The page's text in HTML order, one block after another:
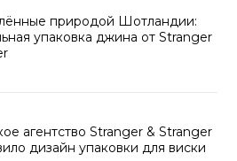
природой Шотландии:
упаковка джина от Stranger
агентство Stranger & Stranger
дизайн упаковки для виски